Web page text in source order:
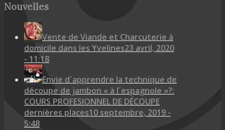
Nouvelles
Vente de Viande et Charcuterie à
domicile dans les Yvelines23 avril, 2020
- 11:18
Envie d´apprendre la technique de
découpe de jambon « à l´espagnole »?:
COURS PROFESIONNEL DE DÉCOUPE
dernières places10 septembre, 2019 -
5:48